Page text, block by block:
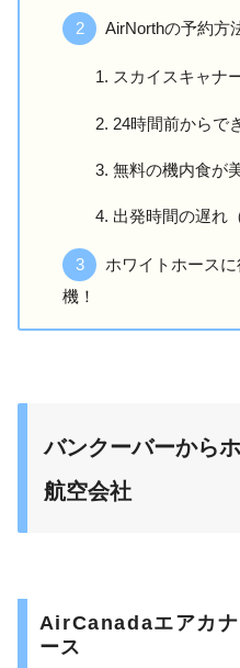
AirNorthの予約方
スカイスキャナ
24時間前からで
無料の機内食が
出発時間の遅れ
ホワイトホース
機！
バンクーバーから
航空会社
AirCanadaエアカ
ース